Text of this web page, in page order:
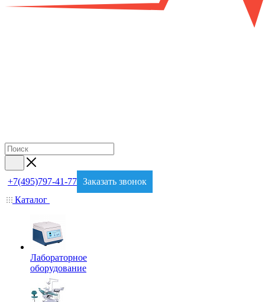
+7(495)797-41-77 Заказать звонок
Каталог
Лабораторное
оборудование